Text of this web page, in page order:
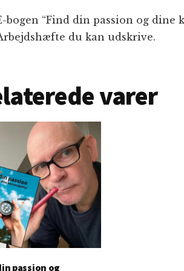
bogen “Find din passion og dine
du kan udskrive.
varer
passion og